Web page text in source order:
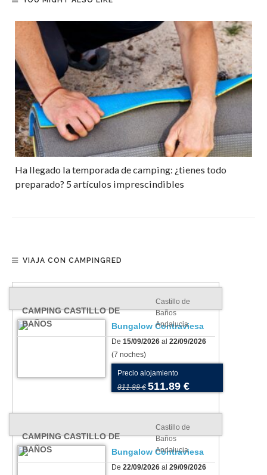
Ha llegado la temporada de camping: ¿tienes todo
preparado? 5 artículos imprescindibles
VIAJA CON CAMPINGRED
CAMPING CASTILLO DE
BAÑOS
Castillo de
Baños
Andalucia
Bungalow Contraviesa
De 15/09/2026 al 22/09/2026
(7 noches)
Precio alojamiento
811.88 € 511.89 €
CAMPING CASTILLO DE
BAÑOS
Castillo de
Baños
Andalucia
Bungalow Contraviesa
De 22/09/2026 al 29/09/2026